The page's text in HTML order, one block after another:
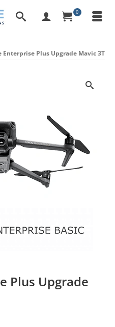
0
Enterprise Plus Upgrade Mavic 3T
Plus Upgrade